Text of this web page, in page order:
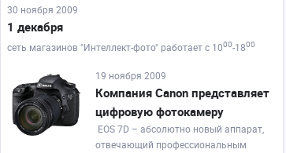
30 ноября 2009
1 декабря
сеть магазинов "Интеллект-фото" работает с 1000-1800
19 ноября 2009
Компания Canon представляет
цифровую фотокамеру
EOS 7D – абсолютно новый аппарат,
отвечающий профессиональным